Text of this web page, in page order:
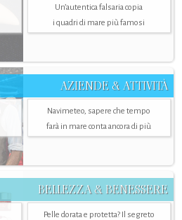
Un’autentica falsaria copia
i quadri di mare più famosi
AZIENDE & ATTIVITÀ
Navimeteo, sapere che tempo
farà in mare conta ancora di più
BELLEZZA & BENESSERE
Pelle dorata e protetta? Il segreto